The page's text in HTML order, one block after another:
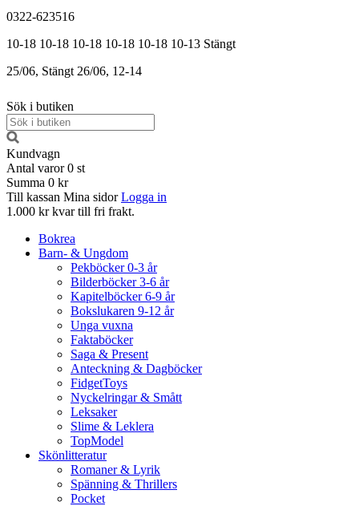
0322-623516
10-18 10-18 10-18 10-18 10-18 10-13 Stängt
25/06, Stängt 26/06, 12-14
Sök i butiken
Kundvagn
Antal varor 0 st
Summa 0 kr
Till kassan Mina sidor Logga in
1.000 kr kvar till fri frakt.
Bokrea
Barn- & Ungdom
Pekböcker 0-3 år
Bilderböcker 3-6 år
Kapitelböcker 6-9 år
Bokslukaren 9-12 år
Unga vuxna
Faktaböcker
Saga & Present
Anteckning & Dagböcker
FidgetToys
Nyckelringar & Smått
Leksaker
Slime & Leklera
TopModel
Skönlitteratur
Romaner & Lyrik
Spänning & Thrillers
Pocket